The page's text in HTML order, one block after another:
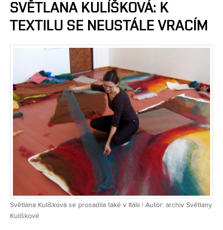
SVĚTLANA KULÍŠKOVÁ: K
TEXTILU SE NEUSTÁLE VRACÍM
Světlana Kulíšková se prosadila také v Itálii | Autor: archiv Světlany
Kulíškové